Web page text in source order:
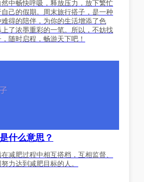
中畅快呼吸，释放压力，放下繁忙
己的假期。周末旅行搭子，是一种
得的陪伴，为你的生活增添了色
了浓墨重彩的一笔。所以，不妨找
随时启程，畅游天下吧！
什么意思？
减肥过程中相互搭档，互相监督、
力达到减肥目标的人。